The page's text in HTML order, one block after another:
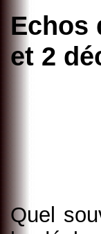
Echos
et 2
Quel